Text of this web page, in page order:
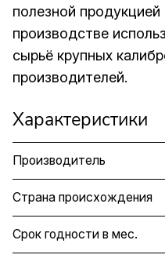
полезной
производстве
сырьё крупных
производителей.
Характеристики
Производитель
Страна происхождения
Срок годности в мес.